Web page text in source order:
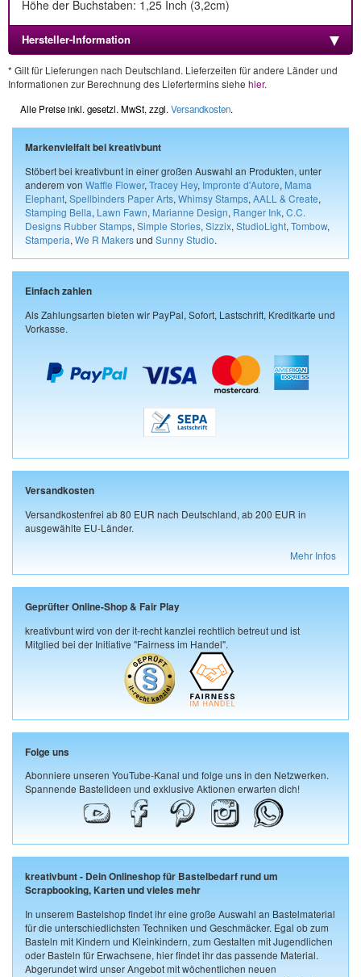
Höhe der Buchstaben: 1,25 Inch (3,2cm)
Hersteller-Information
* Gilt für Lieferungen nach Deutschland. Lieferzeiten für andere Länder und
Informationen zur Berechnung des Liefertermins siehe hier.
Alle Preise inkl. gesetzl. MwSt, zzgl. Versandkosten.
Markenvielfalt bei kreativbunt
Stöbert bei kreativbunt in einer großen Auswahl an Produkten, unter
anderem von Waffle Flower, Tracey Hey, Impronte d'Autore, Mama
Elephant, Spellbinders Paper Arts, Whimsy Stamps, AALL & Create,
Stamping Bella, Lawn Fawn, Marianne Design, Ranger Ink, C.C.
Designs Rubber Stamps, Simple Stories, Sizzix, StudioLight, Tombow,
Stamperia, We R Makersund Sunny Studio.
Einfach zahlen
Als Zahlungsarten bieten wir PayPal, Sofort, Lastschrift, Kreditkarte und
Vorkasse.
Versandkosten
Versandkostenfrei ab 80 EUR nach Deutschland, ab 200 EUR in
ausgewählte EU-Länder.
Mehr Infos
Geprüfter Online-Shop & Fair Play
kreativbunt wird von der it-recht kanzlei rechtlich betreut und ist
Mitglied bei der Initiative "Fairness im Handel".
Folge uns
Abonniere unseren YouTube-Kanal und folge uns in den Netzwerken.
Spannende Bastelideen und exklusive Aktionen erwarten dich!
kreativbunt - Dein Onlineshop für Bastelbedarf rund um
Scrapbooking, Karten und vieles mehr
In unserem Bastelshop findet ihr eine große Auswahl an Bastelmaterial
für die unterschiedlichsten Techniken und Geschmäcker. Egal ob zum
Basteln mit Kindern und Kleinkindern, zum Gestalten mit Jugendlichen
oder Basteln für Erwachsene, hier findet ihr das passende Material.
Abgerundet wird unser Angebot mit wöchentlichen neuen